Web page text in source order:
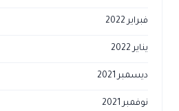
فبراير 2022
يناير 2022
ديسمبر 2021
نوفمبر 2021